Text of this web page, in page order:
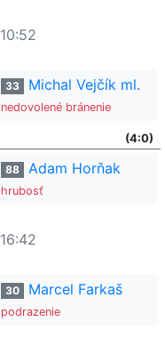
10:52
33 Michal Vejčík ml.
nedovolené bránenie
(4:0)
88 Adam Horňak
hrubosť
16:42
30 Marcel Farkaš
podrazenie